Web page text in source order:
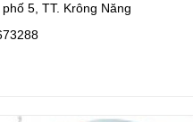
5, TT. Krông Năng